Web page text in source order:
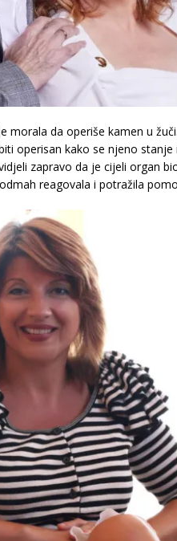
morala da operiše kamen u
operisan kako se njeno stanje
zapravo da je cijeli organ
reagovala i potražila